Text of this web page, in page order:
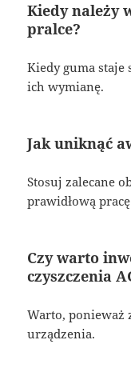
Kiedy należy
pralce?
Kiedy guma staje
ich wymianę.
Jak uniknąć
Stosuj zalecane
prawidłową
Czy warto
czyszczenia
Warto, ponieważ
urządzenia.